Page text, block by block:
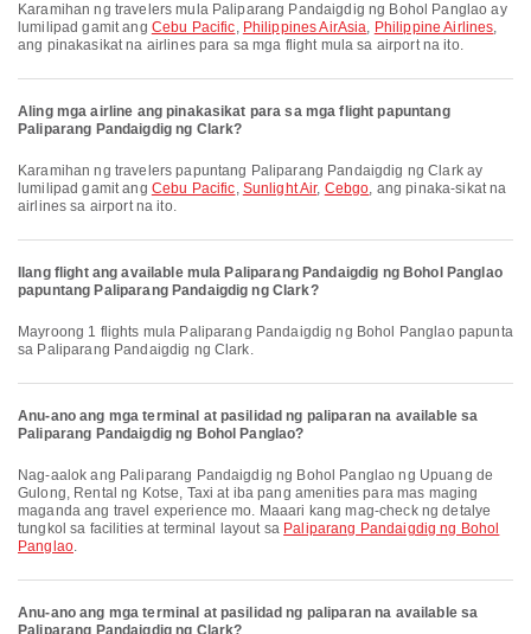
Karamihan ng travelers mula Paliparang Pandaigdig ng Bohol Panglao ay
lumilipad gamit ang Cebu Pacific, Philippines AirAsia, Philippine Airlines,
ang pinakasikat na airlines para sa mga flight mula sa airport na ito.
Aling mga airline ang pinakasikat para sa mga flight papuntang
Paliparang Pandaigdig ng Clark?
Karamihan ng travelers papuntang Paliparang Pandaigdig ng Clark ay
lumilipad gamit ang Cebu Pacific, Sunlight Air, Cebgo, ang pinaka-sikat na
airlines sa airport na ito.
Ilang flight ang available mula Paliparang Pandaigdig ng Bohol Panglao
papuntang Paliparang Pandaigdig ng Clark?
Mayroong 1 flights mula Paliparang Pandaigdig ng Bohol Panglao papunta
sa Paliparang Pandaigdig ng Clark.
Anu-ano ang mga terminal at pasilidad ng paliparan na available sa
Paliparang Pandaigdig ng Bohol Panglao?
Nag-aalok ang Paliparang Pandaigdig ng Bohol Panglao ng Upuang de
Gulong, Rental ng Kotse, Taxi at iba pang amenities para mas maging
maganda ang travel experience mo. Maaari kang mag-check ng detalye
tungkol sa facilities at terminal layout sa Paliparang Pandaigdig ng Bohol
Panglao.
Anu-ano ang mga terminal at pasilidad ng paliparan na available sa
Paliparang Pandaigdig ng Clark?